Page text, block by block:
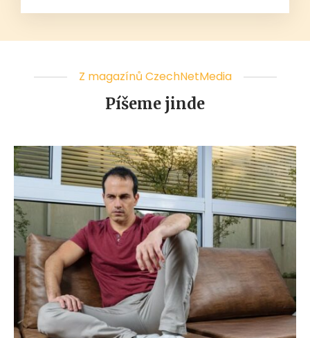
Z magazínů CzechNetMedia
Píšeme jinde